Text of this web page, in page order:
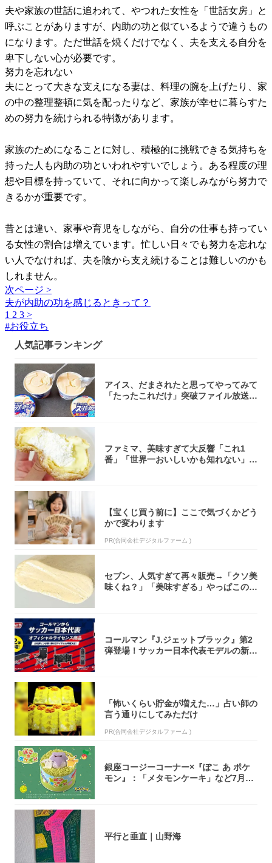
夫や家族の世話に追われて、やつれた女性を「世話女房」と
呼ぶことがありますが、内助の功と似ているようで違うもの
になります。ただ世話を焼くだけでなく、夫を支える自分を
卑下しない心が必要です。
努力を忘れない
夫にとって大きな支えになる妻は、料理の腕を上げたり、家
の中の整理整頓に気を配ったりなど、家族が幸せに暮らすた
めの努力を続けられる特徴があります。
家族のためになることに対し、積極的に挑戦できる気持ちを
持った人も内助の功といわれやすいでしょう。ある程度の理
想や目標を持っていて、それに向かって楽しみながら努力で
きるかが重要です。
昔とは違い、家事や育児をしながら、自分の仕事も持ってい
る女性の割合は増えています。忙しい日々でも努力を忘れな
い人でなければ、夫を陰から支え続けることは難しいのかも
しれません。
次ページ >
夫が内助の功を感じるときって？
1 2 3 >
#お役立ち
人気記事ランキング
アイス、だまされたと思ってやってみて
「たったこれだけ」突破ファイル放送で
ファミマ、美味すぎて大反響「これ1
番」「世界一おいしいかも知れない」
【宝くじ買う前に】ここで気づくかどう
かで変わります
PR(合同会社デジタルファーム )
セブン、人気すぎて再々販売→「クソ美
味くね？」「美味すぎる」やっぱこのク
コールマン『J.ジェットブラック』第2
弾登場！サッカー日本代表モデルの新作
「怖いくらい貯金が増えた…」占い師の
言う通りにしてみただけ
PR(合同会社デジタルファーム )
銀座コージーコーナー×『ぽこ あ ポケ
モン』：「メタモンケーキ」など7月31
平行と垂直｜山野海